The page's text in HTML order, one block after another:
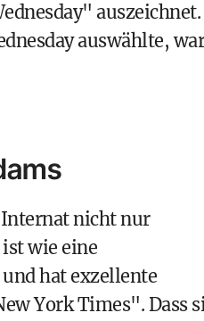
auszeichnet.
auswählte, war
Internat nicht nur
wie eine
hat exzellente
York Times". Dass